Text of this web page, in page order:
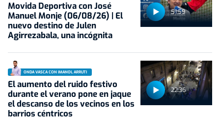
51:59
Movida Deportiva con José
Manuel Monje (06/08/26) | El
nuevo destino de Julen
Agirrezabala, una incógnita
22:36
ONDA VASCA CON IMANOL ARRUTI
El aumento del ruido festivo
durante el verano pone en jaque
el descanso de los vecinos en los
barrios céntricos